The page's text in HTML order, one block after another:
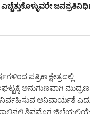
ಎಚ್ಚೆತ್ತುಕೊಳ್ಳುವರೇ
ಪತ್ರಿಕಾ ಕ್ಷೇತ್ರದಲ್ಲಿ
ಅನುಗುಣವಾಗಿ
ಅನಿವಾರ್ಯತೆ
ಶಿವಮೊಗ್ಗ